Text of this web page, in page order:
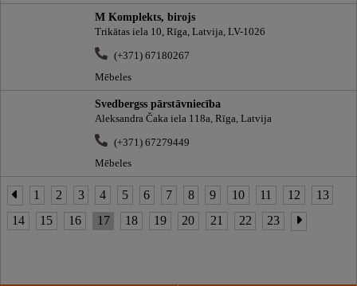
M Komplekts, birojs
Trikātas iela 10, Rīga, Latvija, LV-1026
(+371) 67180267
Mēbeles
Svedbergss pārstāvniecība
Aleksandra Čaka iela 118a, Rīga, Latvija
(+371) 67279449
Mēbeles
1 2 3 4 5 6 7 8 9 10 11 12
13
14
15 16 17 18 19 20 21 22 23